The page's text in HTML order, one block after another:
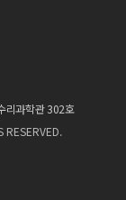
리과학관 302호
RESERVED.